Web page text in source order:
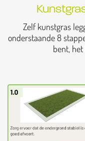
Zelf kunstgras
onderstaande 8
bent,